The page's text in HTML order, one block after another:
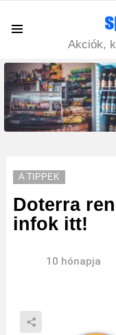
Akciók,
LATEST
STORIES
A TIPPEK
Doterra
infok itt!
10 hónapja